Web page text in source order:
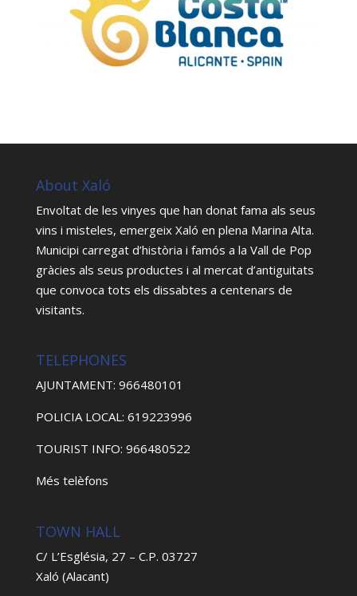
About Xaló
Envoltat de les vinyes que han donat fama als seus
vins i misteles, emergeix Xaló en plena Marina Alta.
Municipi carregat d’història i famós a la Vall de Pop
gràcies als seus productes i al mercat d’antiguitats
que convoca tots els dissabtes a centenars de
visitants.
TELEPHONES
AJUNTAMENT: 966480101
POLICIA LOCAL: 619223996
TOURIST INFO: 966480522
Més telèfons
TOWN HALL
C/ L’Església, 27 – C.P. 03727
Xaló (Alacant)